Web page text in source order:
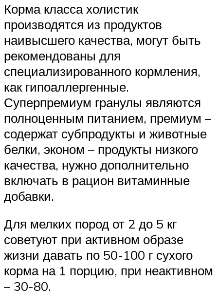
Корма класса холистик
производятся из продуктов
наивысшего качества, могут быть
рекомендованы для
специализированного кормления,
как гипоаллергенные.
Суперпремиум гранулы являются
полноценным питанием, премиум –
содержат субпродукты и животные
белки, эконом – продукты низкого
качества, нужно дополнительно
включать в рацион витаминные
добавки.
Для мелких пород от 2 до 5 кг
советуют при активном образе
жизни давать по 50-100 г сухого
корма на 1 порцию, при неактивном
– 30-80.